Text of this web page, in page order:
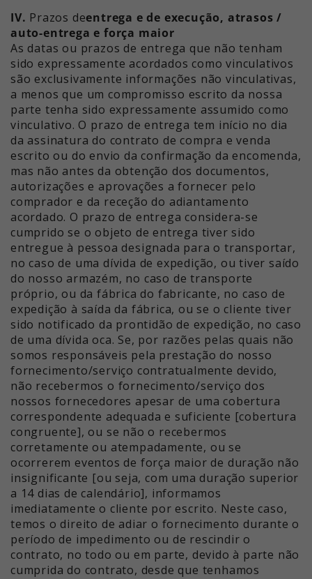
IV. Prazos deentrega e de execução, atrasos /
auto-entrega e força maior
As datas ou prazos de entrega que não tenham
sido expressamente acordados como vinculativos
são exclusivamente informações não vinculativas,
a menos que um compromisso escrito da nossa
parte tenha sido expressamente assumido como
vinculativo. O prazo de entrega tem início no dia
da assinatura do contrato de compra e venda
escrito ou do envio da confirmação da encomenda,
mas não antes da obtenção dos documentos,
autorizações e aprovações a fornecer pelo
comprador e da receção do adiantamento
acordado. O prazo de entrega considera-se
cumprido se o objeto de entrega tiver sido
entregue à pessoa designada para o transportar,
no caso de uma dívida de expedição, ou tiver saído
do nosso armazém, no caso de transporte
próprio, ou da fábrica do fabricante, no caso de
expedição à saída da fábrica, ou se o cliente tiver
sido notificado da prontidão de expedição, no caso
de uma dívida oca. Se, por razões pelas quais não
somos responsáveis pela prestação do nosso
fornecimento/serviço contratualmente devido,
não recebermos o fornecimento/serviço dos
nossos fornecedores apesar de uma cobertura
correspondente adequada e suficiente [cobertura
congruente], ou se não o recebermos
corretamente ou atempadamente, ou se
ocorrerem eventos de força maior de duração não
insignificante [ou seja, com uma duração superior
a 14 dias de calendário], informamos
imediatamente o cliente por escrito. Neste caso,
temos o direito de adiar o fornecimento durante o
período de impedimento ou de rescindir o
contrato, no todo ou em parte, devido à parte não
cumprida do contrato, desde que tenhamos